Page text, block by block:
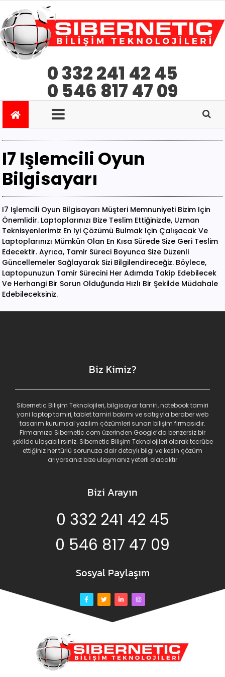
0 332 241 42 45
0 546 817 47 09
I7 Işlemcili Oyun
Bilgisayarı
I7 Işlemcili Oyun Bilgisayarı Müşteri Memnuniyeti Bizim Için
Önemlidir. Laptoplarınızı Bize Teslim Ettiğinizde, Uzman
Teknisyenlerimiz En Iyi Çözümü Bulmak Için Çalışacak Ve
Laptoplarınızı Mümkün Olan En Kısa Sürede Size Geri Teslim
Edecektir. Ayrıca, Tamir Süreci Boyunca Size Düzenli
Güncellemeler Sağlayarak Sizi Bilgilendireceğiz. Böylece,
Laptopunuzun Tamir Sürecini Her Adımda Takip Edebilecek
Ve Herhangi Bir Sorun Olduğunda Hızlı Bir Şekilde Müdahale
Edebileceksiniz.
Biz Kimiz?
Sibernetic Bilişim Teknolojileri, bilgisayar tamiri, notebook tamiri
yani laptop tamiri, tablet tamiri bakımı ve satışıyla beraber web
tasarım kurumsal yazılım çözümleri sunan bilişim firmasıdır.
Firmamıza Sibernetic.com üzerinden Google’da benzersiz bir
şekilde ulaşabilirsiniz. Sibernetic Bilişim Teknolojileri olarak tecrübe
ettiğiniz her türlü sorunuza dair detaylı bilgi ve kesin çözüm
arıyorsanız bize ulaşmanız yeterli olacaktır
Bizi Arayın
0 332 241 42 45
0 546 817 47 09
Sosyal Paylaşım